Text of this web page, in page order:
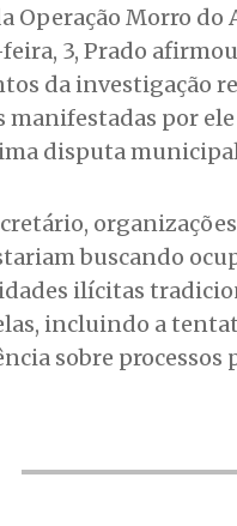
Operação Morro do
3, Prado
da investigação
manifestadas por
disputa
organizações
buscando
ilícitas
incluindo a
sobre processos